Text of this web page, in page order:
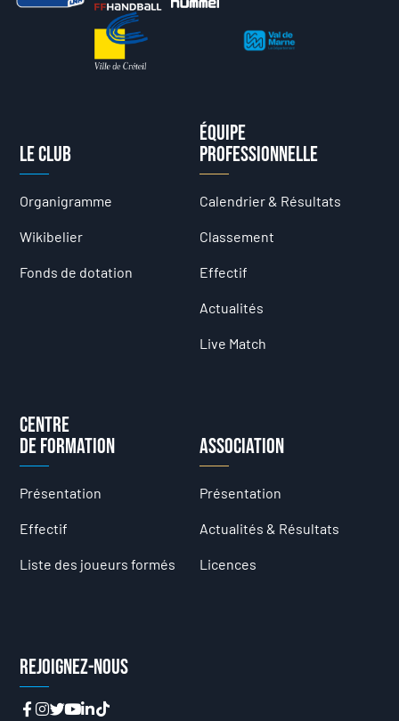
Le club
Organigramme
Wikibelier
Fonds de dotation
Équipe
professionnelle
Calendrier & Résultats
Classement
Effectif
Actualités
Live Match
Centre
de formation
Présentation
Effectif
Liste des joueurs formés
Association
Présentation
Actualités & Résultats
Licences
Rejoignez-nous